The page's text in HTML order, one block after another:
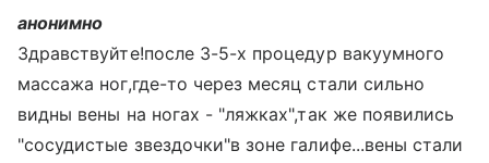
анонимно
Здравствуйте!после 3-5-х процедур вакуумного
массажа ног,где-то через месяц стали сильно
видны вены на ногах - "ляжках",так же появились
"сосудистые звездочки"в зоне галифе...вены стали